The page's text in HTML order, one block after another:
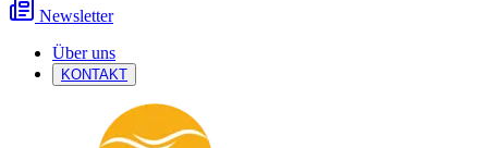
Newsletter
Über uns
KONTAKT